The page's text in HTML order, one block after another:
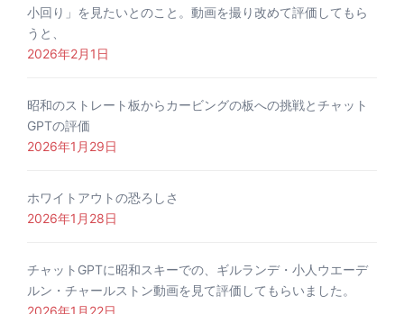
小回り」を見たいとのこと。動画を撮り改めて評価してもら
うと、
2026年2月1日
昭和のストレート板からカービングの板への挑戦とチャット
GPTの評価
2026年1月29日
ホワイトアウトの恐ろしさ
2026年1月28日
チャットGPTに昭和スキーでの、ギルランデ・小人ウエーデ
ルン・チャールストン動画を見て評価してもらいました。
2026年1月22日